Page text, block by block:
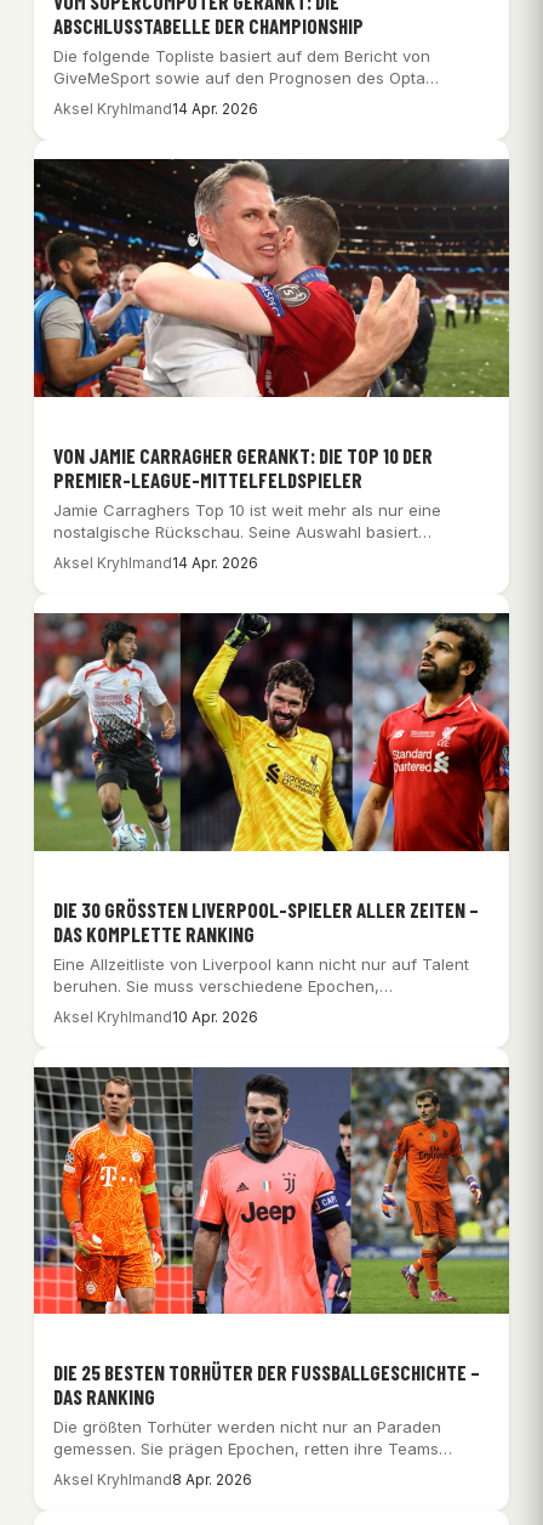
ABSCHLUSSTABELLE DER CHAMPIONSHIP
Die folgende Topliste basiert auf dem Bericht von
GiveMeSport sowie auf den Prognosen des Opta…
Aksel Kryhlmand14 Apr. 2026
VON JAMIE CARRAGHER GERANKT: DIE TOP 10 DER
PREMIER-LEAGUE-MITTELFELDSPIELER
Jamie Carraghers Top 10 ist weit mehr als nur eine
nostalgische Rückschau. Seine Auswahl basiert…
Aksel Kryhlmand14 Apr. 2026
DIE 30 GRÖSSTEN LIVERPOOL-SPIELER ALLER ZEITEN – D
AS KOMPLETTE RANKING
Eine Allzeitliste von Liverpool kann nicht nur auf Talent
beruhen. Sie muss verschiedene Epochen,
unterschiedliche…
Aksel Kryhlmand10 Apr. 2026
DIE 25 BESTEN TORHÜTER DER FUSSBALLGESCHICHTE – D
AS RANKING
Die größten Torhüter werden nicht nur an Paraden
gemessen. Sie prägen Epochen, retten ihre Teams…
Aksel Kryhlmand8 Apr. 2026